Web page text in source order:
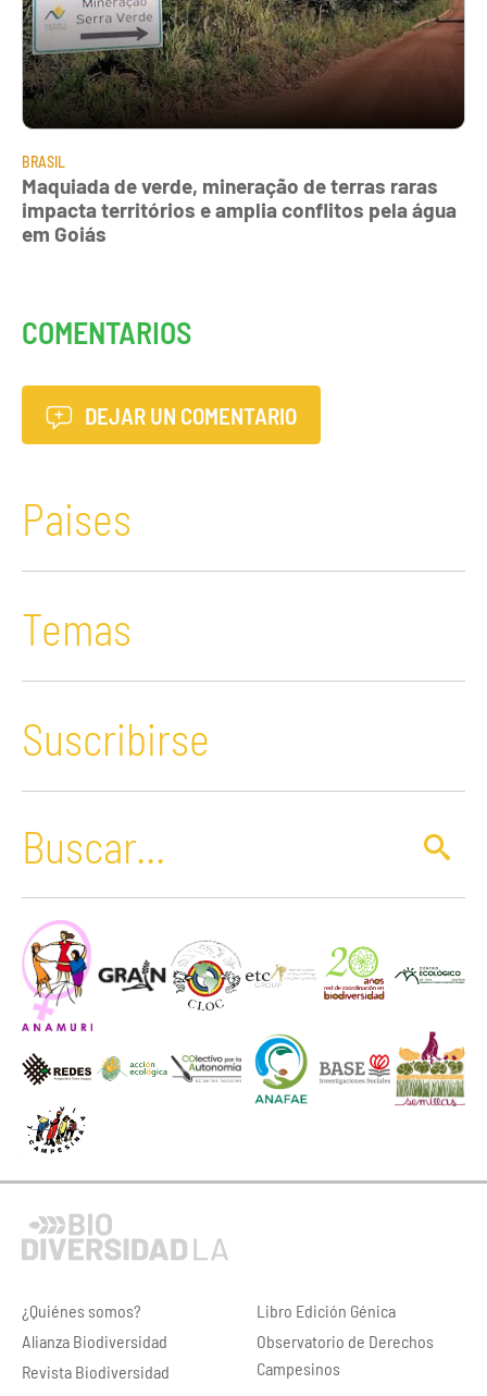
BRASIL
Maquiada de verde, mineração de terras raras
impacta territórios e amplia conflitos pela água
em Goiás
COMENTARIOS
DEJAR UN COMENTARIO
Paises
Temas
Suscribirse
¿Quiénes somos?
Alianza Biodiversidad
Revista Biodiversidad
Libro Edición Génica
Observatorio de Derechos
Campesinos